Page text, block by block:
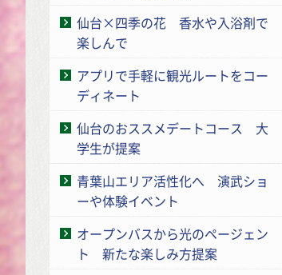
仙台×四季の花 香水や入浴剤で
楽しんで
アプリで手軽に観光ルートをコー
ディネート
仙台のおススメデートコース 大
学生が提案
青葉山エリア活性化へ 演武ショ
ーや体験イベント
オープンバスから光のページェン
ト 新たな楽しみ方提案